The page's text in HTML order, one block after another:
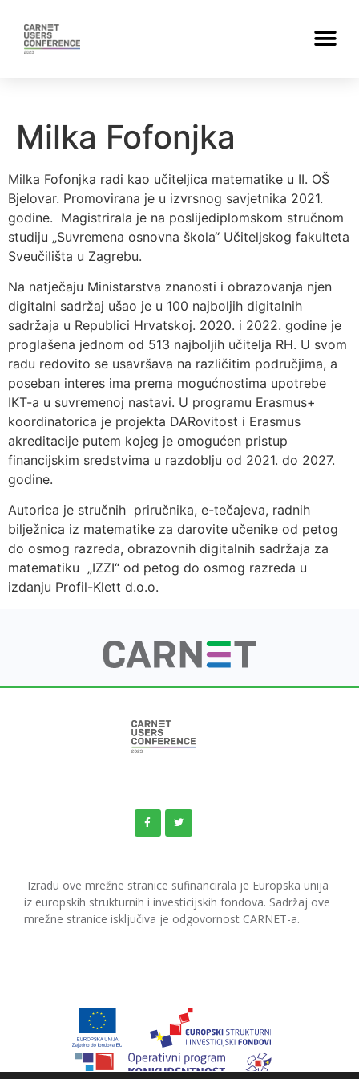
Milka Fofonjka
Milka Fofonjka radi kao učiteljica matematike u II. OŠ
Bjelovar. Promovirana je u izvrsnog savjetnika 2021.
godine. Magistrirala je na poslijediplomskom stručnom
studiju „Suvremena osnovna škola“ Učiteljskog fakulteta
Sveučilišta u Zagrebu.
Na natječaju Ministarstva znanosti i obrazovanja njen
digitalni sadržaj ušao je u 100 najboljih digitalnih
sadržaja u Republici Hrvatskoj. 2020. i 2022. godine je
proglašena jednom od 513 najboljih učitelja RH. U svom
radu redovito se usavršava na različitim područjima, a
poseban interes ima prema mogućnostima upotrebe
IKT-a u suvremenoj nastavi. U programu Erasmus+
koordinatorica je projekta DARovitost i Erasmus
akreditacije putem kojeg je omogućen pristup
financijskim sredstvima u razdoblju od 2021. do 2027.
godine.
Autorica je stručnih priručnika, e-tečajeva, radnih
bilježnica iz matematike za darovite učenike od petog
do osmog razreda, obrazovnih digitalnih sadržaja za
matematiku „IZZI“ od petog do osmog razreda u
izdanju Profil-Klett d.o.o.
Izradu ove mrežne stranice sufinancirala je Europska unija
iz europskih strukturnih i investicijskih fondova. Sadržaj ove
mrežne stranice isključiva je odgovornost CARNET-a.